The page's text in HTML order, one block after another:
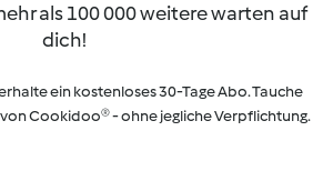
als 100 000 weitere warten auf
dich!
ein kostenloses 30-Tage Abo. Tauche
Cookidoo® - ohne jegliche Verpflichtung.